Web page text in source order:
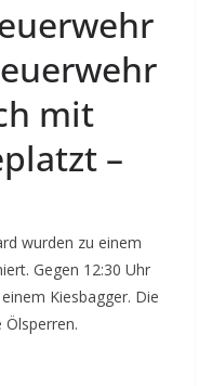
mit
–
wurden zu einem
Gegen 12:30 Uhr
Kiesbagger. Die